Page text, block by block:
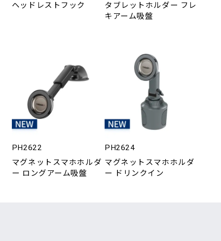
ヘッドレストフック
タブレットホルダー フレ
キアーム吸盤
PH2622
マグネットスマホホルダ
ー ロングアーム吸盤
PH2624
マグネットスマホホルダ
ー ドリンクイン